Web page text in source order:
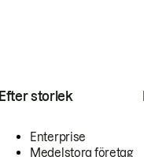
Efter storlek
Enterprise
Medelstora företag